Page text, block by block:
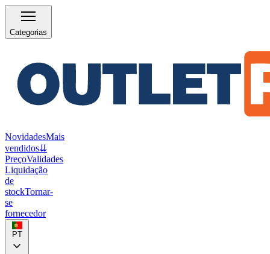
Categorias
NovidadesMais
vendidos⇊
PreçoValidades
Liquidação
de
stockTornar-
se
fornecedor
PT